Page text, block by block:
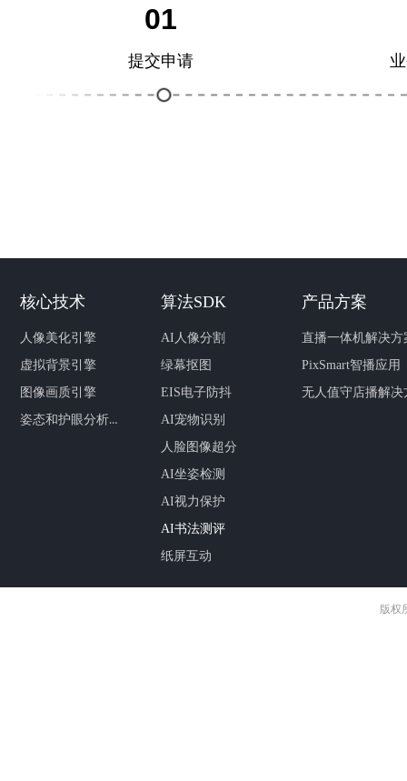
01
提交申请
核心技术
人像美化引擎
虚拟背景引擎
图像画质引擎
姿态和护眼分析引擎
算法SDK
AI人像分割
绿幕抠图
EIS电子防抖
AI宠物识别
人脸图像超分
AI坐姿检测
AI视力保护
AI书法测评
纸屏互动
直播一体机解决方
PixSmart智播应用
无人值守店播解决
产品方案
版权